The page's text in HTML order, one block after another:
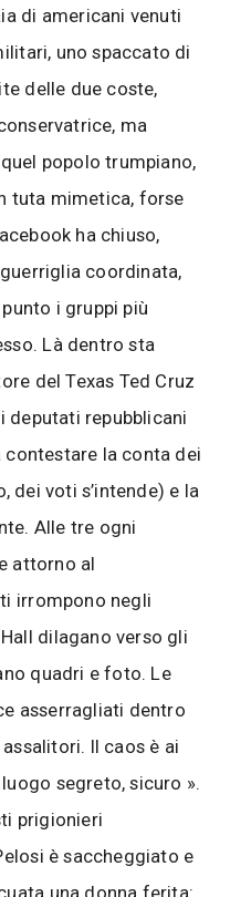
di americani venuti
uno spaccato di
delle due coste,
ma
popolo trumpiano,
tuta mimetica, forse
ha chiuso,
coordinata,
i gruppi più
Là dentro sta
del Texas Ted Cruz
deputati repubblicani
contestare la conta dei
dei voti s’intende) e la
Alle tre ogni
attorno al
irrompono negli
dilagano verso gli
quadri e foto. Le
asserragliati dentro
Il caos è ai
segreto, sicuro ».
prigionieri
è saccheggiato e
una donna ferita: